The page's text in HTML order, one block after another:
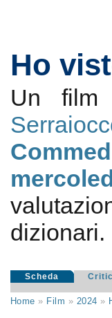
Ho
Un
dizionari.
Scheda
Home » Film » 2024 »